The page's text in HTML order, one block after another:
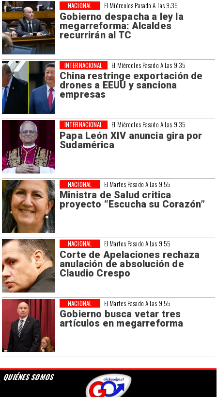
El Miércoles Pasado A Las 9:35
Gobierno despacha a ley la
megarreforma: Alcaldes
recurrirán al TC
NACIONAL
El Miércoles Pasado A Las 9:35
China restringe exportación de
drones a EEUU y sanciona
empresas
INTERNACIONAL
El Miércoles Pasado A Las 9:35
Papa León XIV anuncia gira por
Sudamérica
INTERNACIONAL
El Martes Pasado A Las 9:55
Ministra de Salud critica
proyecto “Escucha su Corazón”
NACIONAL
El Martes Pasado A Las 9:55
Corte de Apelaciones rechaza
anulación de absolución de
Claudio Crespo
NACIONAL
El Martes Pasado A Las 9:55
Gobierno busca vetar tres
artículos en megarreforma
NACIONAL
QUIÉNES SOMOS